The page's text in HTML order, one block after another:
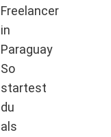
Freelancer
in
Paraguay
So
startest
du
als